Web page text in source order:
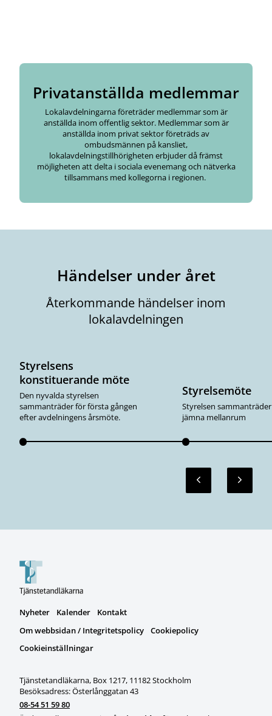
Privatanställda medlemmar
Lokalavdelningarna företräder medlemmar som är
anställda inom offentlig sektor. Medlemmar som är
anställda inom privat sektor företräds av
ombudsmännen på kansliet,
lokalavdelningstillhörigheten erbjuder då främst
möjligheten att delta i sociala evenemang och nätverka
tillsammans med kollegorna i regionen.
Händelser under året
Återkommande händelser inom
lokalavdelningen
Styrelsens
konstituerande möte
Den nyvalda styrelsen
sammanträder för första gången
efter avdelningens årsmöte.
Styrelsemöte
Styrelsen
jämna mellanrum
Nyheter Kalender
Kontakt
Om webbsidan / Integritetspolicy
Cookiepolicy
Cookieinställningar
Tjänstetandläkarna, Box 1217, 11182 Stockholm
Besöksadress: Österlånggatan 43
08-54 51 59 80